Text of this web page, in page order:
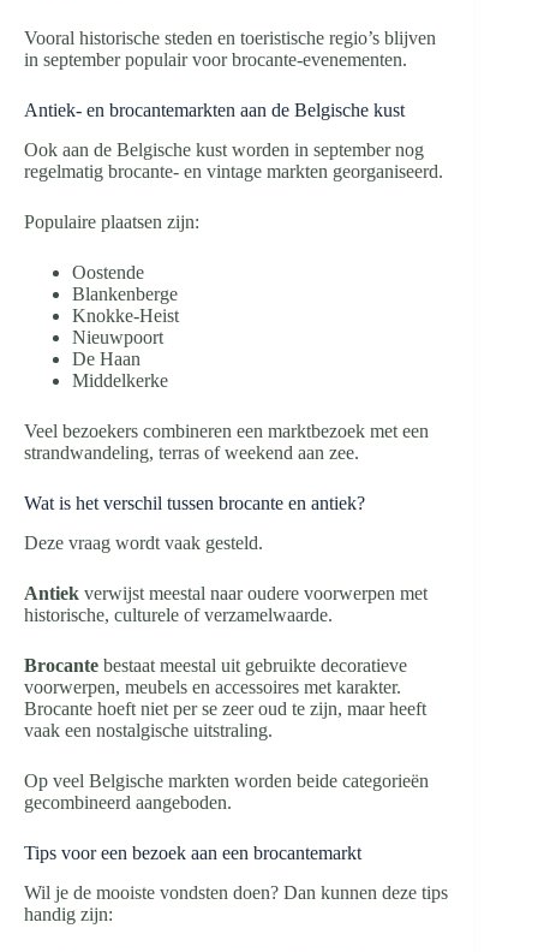
Vooral historische steden en toeristische regio’s blijven
in september populair voor brocante-evenementen.
Antiek- en brocantemarkten aan de Belgische kust
Ook aan de Belgische kust worden in september nog
regelmatig brocante- en vintage markten georganiseerd.
Populaire plaatsen zijn:
Oostende
Blankenberge
Knokke-Heist
Nieuwpoort
De Haan
Middelkerke
Veel bezoekers combineren een marktbezoek met een
strandwandeling, terras of weekend aan zee.
Wat is het verschil tussen brocante en antiek?
Deze vraag wordt vaak gesteld.
Antiek verwijst meestal naar oudere voorwerpen met
historische, culturele of verzamelwaarde.
Brocante bestaat meestal uit gebruikte decoratieve
voorwerpen, meubels en accessoires met karakter.
Brocante hoeft niet per se zeer oud te zijn, maar heeft
vaak een nostalgische uitstraling.
Op veel Belgische markten worden beide categorieën
gecombineerd aangeboden.
Tips voor een bezoek aan een brocantemarkt
Wil je de mooiste vondsten doen? Dan kunnen deze tips
handig zijn: